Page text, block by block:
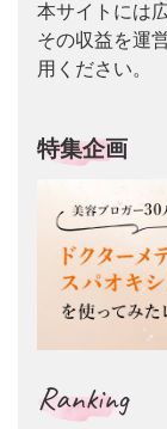
本サイトには
その収益を運
用ください。
特集企画
Ranking